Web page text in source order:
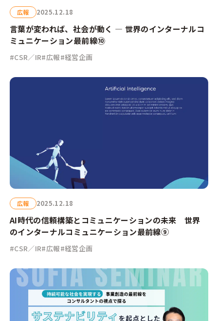
広報 2025.12.18
言葉が変われば、社会が動く ― 世界のインターナルコ
ミュニケーション最前線⑩
#CSR／IR#広報#経営企画
広報 2025.12.18
AI時代の信頼構築とコミュニケーションの未来 世界
のインターナルコミュニケーション最前線⑨
#CSR／IR#広報#経営企画